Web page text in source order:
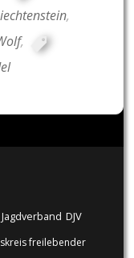
,
,
DJV
freilebender